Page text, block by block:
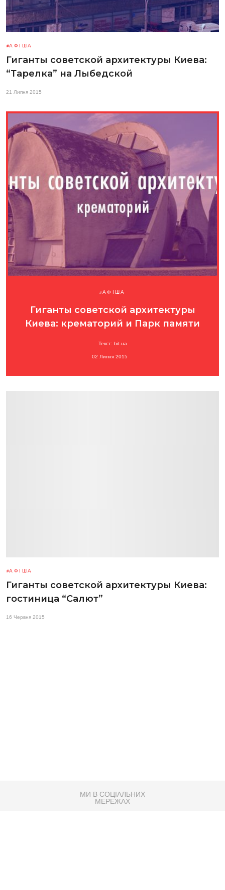
АФІША
Гиганты советской архитектуры Киева:
“Тарелка” на Лыбедской
21 Липня 2015
АФІША
Гиганты советской архитектуры
Киева: крематорий и Парк памяти
Текст: bit.ua
02 Липня 2015
АФІША
Гиганты советской архитектуры Киева:
гостиница “Салют”
16 Червня 2015
МИ В СОЦІАЛЬНИХ
МЕРЕЖАХ